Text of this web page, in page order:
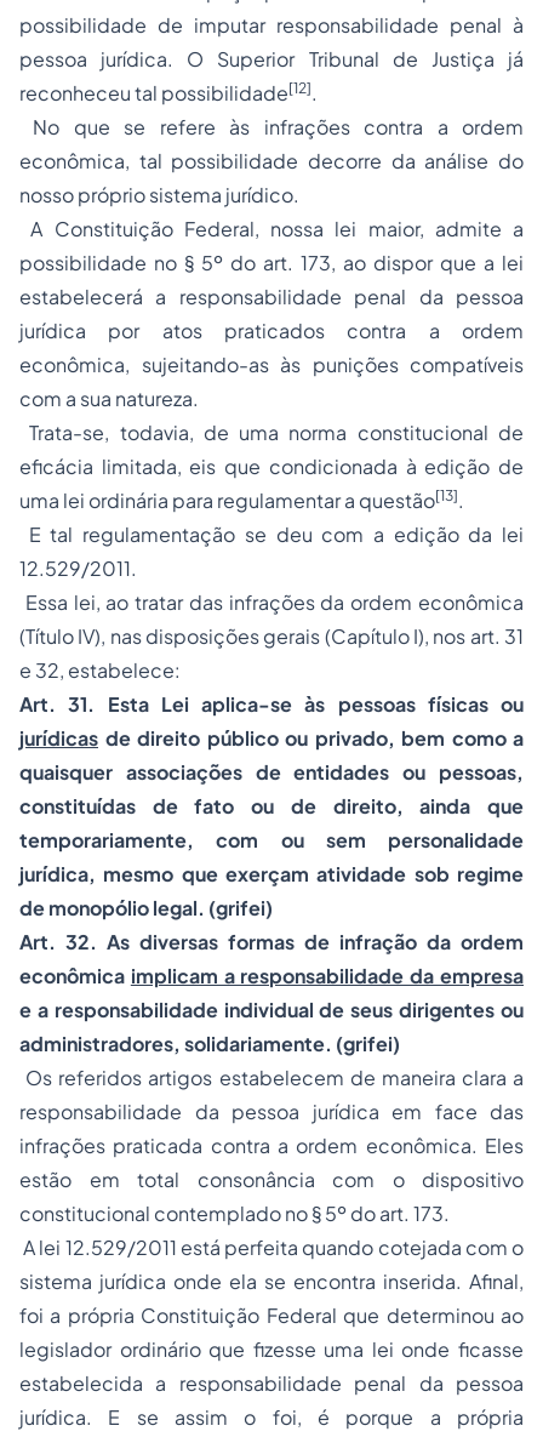
possibilidade de imputar responsabilidade penal à
pessoa jurídica. O Superior Tribunal de Justiça já
reconheceu tal possibilidade[12].
No que se refere às infrações contra a ordem
econômica, tal possibilidade decorre da análise do
nosso próprio sistema jurídico.
A Constituição Federal, nossa lei maior, admite a
possibilidade no § 5º do art. 173, ao dispor que a lei
estabelecerá a responsabilidade penal da pessoa
jurídica por atos praticados contra a ordem
econômica, sujeitando-as às punições compatíveis
com a sua natureza.
Trata-se, todavia, de uma norma constitucional de
eficácia limitada, eis que condicionada à edição de
uma lei ordinária para regulamentar a questão[13].
E tal regulamentação se deu com a edição da lei
12.529/2011.
Essa lei, ao tratar das infrações da ordem econômica
(Título IV), nas disposições gerais (Capítulo I), nos art. 31
e 32, estabelece:
Art. 31. Esta Lei aplica-se às pessoas físicas ou
jurídicas de direito público ou privado, bem como a
quaisquer associações de entidades ou pessoas,
constituídas de fato ou de direito, ainda que
temporariamente, com ou sem personalidade
jurídica, mesmo que exerçam atividade sob regime
de monopólio legal. (grifei)
Art. 32. As diversas formas de infração da ordem
econômica implicam a responsabilidade da empresa
e a responsabilidade individual de seus dirigentes ou
administradores, solidariamente. (grifei)
Os referidos artigos estabelecem de maneira clara a
responsabilidade da pessoa jurídica em face das
infrações praticada contra a ordem econômica. Eles
estão em total consonância com o dispositivo
constitucional contemplado no § 5º do art. 173.
A lei 12.529/2011 está perfeita quando cotejada com o
sistema jurídica onde ela se encontra inserida. Afinal,
foi a própria Constituição Federal que determinou ao
legislador ordinário que fizesse uma lei onde ficasse
estabelecida a responsabilidade penal da pessoa
jurídica. E se assim o foi, é porque a própria